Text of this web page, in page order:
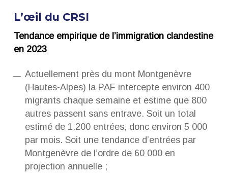
L’œil du CRSI
Tendance empirique de l’immigration clandestine
en 2023
Actuellement près du mont Montgenèvre
(Hautes-Alpes) la PAF intercepte environ 400
migrants chaque semaine et estime que 800
autres passent sans entrave. Soit un total
estimé de 1.200 entrées, donc environ 5 000
par mois. Soit une tendance d’entrées par
Montgenèvre de l’ordre de 60 000 en
projection annuelle ;